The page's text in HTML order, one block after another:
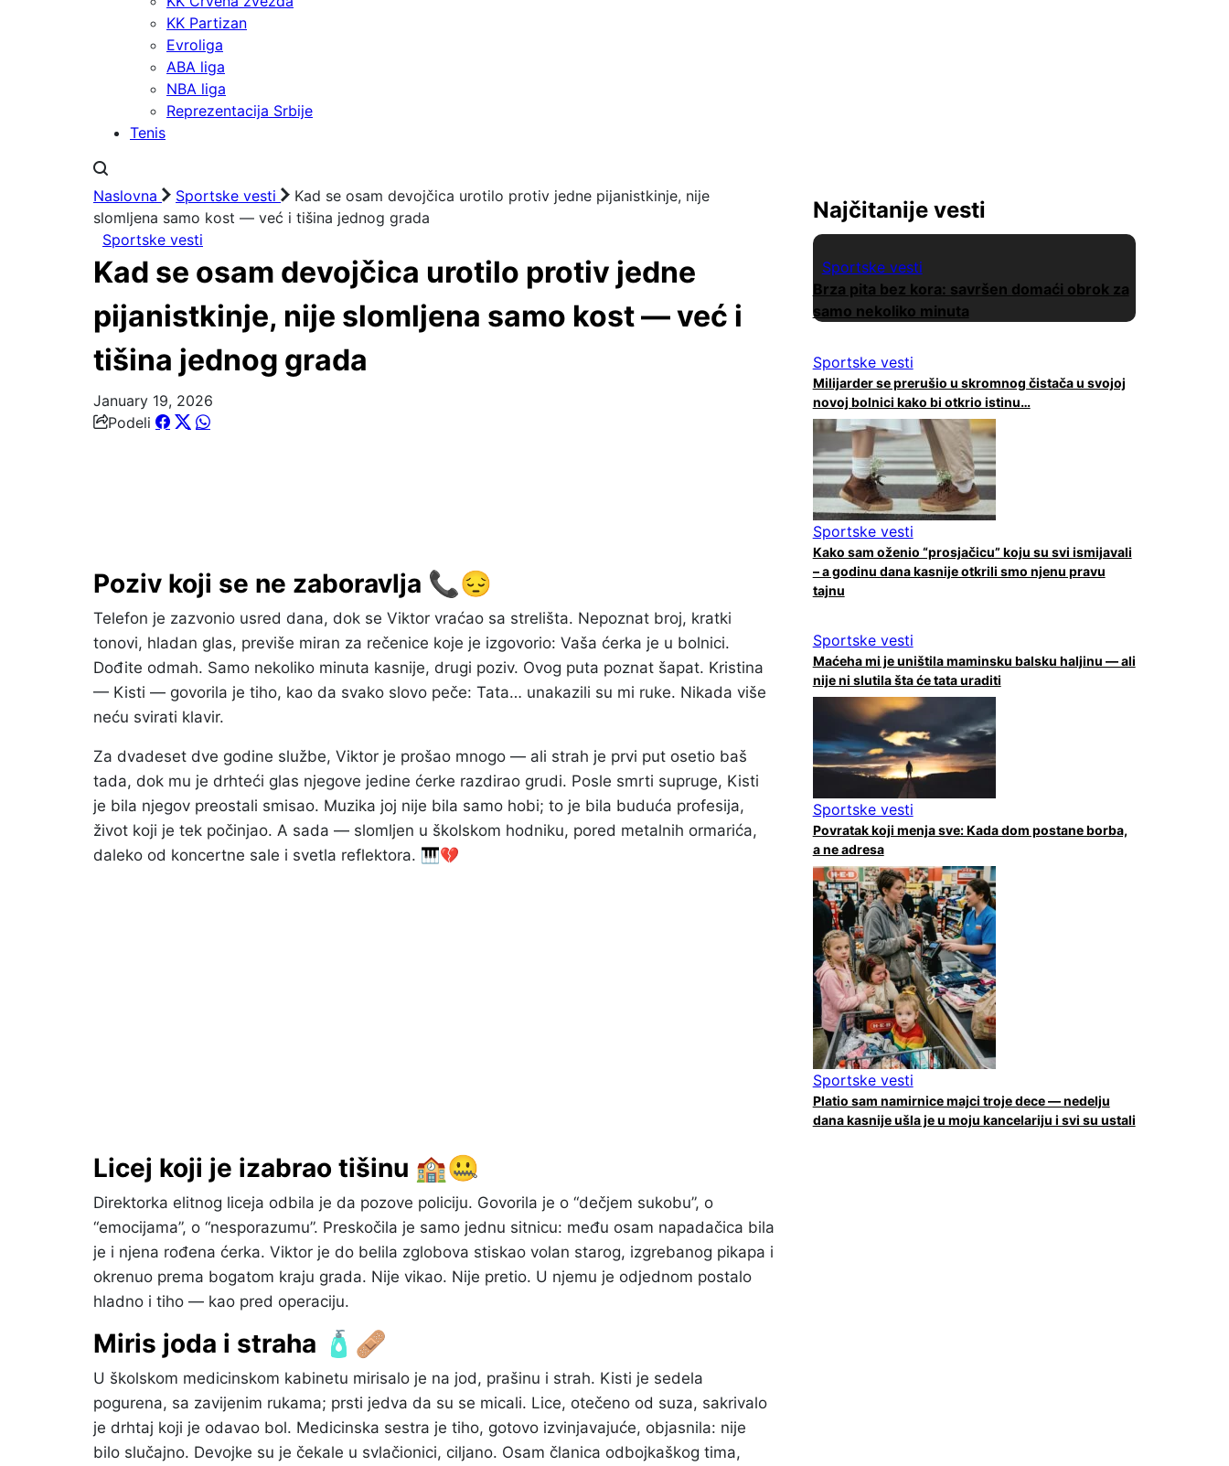
KK Partizan
Evroliga
ABA liga
NBA liga
Reprezentacija Srbije
Tenis
Naslovna Sportske vesti
Kad se osam devojčica urotilo protiv jedne pijanistkinje, nije
slomljena samo kost — već i tišina jednog grada
Sportske vesti
Kad se osam devojčica urotilo protiv jedne
pijanistkinje, nije slomljena samo kost — već i
tišina jednog grada
January 19, 2026
Podeli
Poziv koji se ne zaboravlja 📞😔
Telefon je zazvonio usred dana, dok se Viktor vraćao sa strelišta. Nepoznat broj, kratki
tonovi, hladan glas, previše miran za rečenice koje je izgovorio: Vaša ćerka je u bolnici.
Dođite odmah. Samo nekoliko minuta kasnije, drugi poziv. Ovog puta poznat šapat. Kristina
— Kisti — govorila je tiho, kao da svako slovo peče: Tata… unakazili su mi ruke. Nikada više
neću svirati klavir.
Za dvadeset dve godine službe, Viktor je prošao mnogo — ali strah je prvi put osetio baš
tada, dok mu je drhteći glas njegove jedine ćerke razdirao grudi. Posle smrti supruge, Kisti
je bila njegov preostali smisao. Muzika joj nije bila samo hobi; to je bila buduća profesija,
život koji je tek počinjao. A sada — slomljen u školskom hodniku, pored metalnih ormarića,
daleko od koncertne sale i svetla reflektora. 🎹💔
Licej koji je izabrao tišinu 🏫🤐
Direktorka elitnog liceja odbila je da pozove policiju. Govorila je o “dečjem sukobu”, o
“emocijama”, o “nesporazumu”. Preskočila je samo jednu sitnicu: među osam napadačica bila
je i njena rođena ćerka. Viktor je do belila zglobova stiskao volan starog, izgrebanog pikapa i
okrenuo prema bogatom kraju grada. Nije vikao. Nije pretio. U njemu je odjednom postalo
hladno i tiho — kao pred operaciju.
Miris joda i straha 🧴🩹
U školskom medicinskom kabinetu mirisalo je na jod, prašinu i strah. Kisti je sedela
pogurena, sa zavijenim rukama; prsti jedva da su se micali. Lice, otečeno od suza, sakrivalo
je drhtaj koji je odavao bol. Medicinska sestra je tiho, gotovo izvinjavajuće, objasnila: nije
bilo slučajno. Devojke su je čekale u svlačionici, ciljano. Osam članica odbojkaškog tima,
Najčitanije vesti
Sportske vesti
Brza pita bez kora: savršen domaći obrok za
samo nekoliko minuta
Sportske vesti
Milijarder se prerušio u skromnog čistača u svojoj
novoj bolnici kako bi otkrio istinu…
Sportske vesti
Kako sam oženio “prosjačicu” koju su svi ismijavali
– a godinu dana kasnije otkrili smo njenu pravu
tajnu
Sportske vesti
Maćeha mi je uništila maminsku balsku haljinu — ali
nije ni slutila šta će tata uraditi
Sportske vesti
Povratak koji menja sve: Kada dom postane borba,
a ne adresa
Sportske vesti
Platio sam namirnice majci troje dece — nedelju
dana kasnije ušla je u moju kancelariju i svi su ustali